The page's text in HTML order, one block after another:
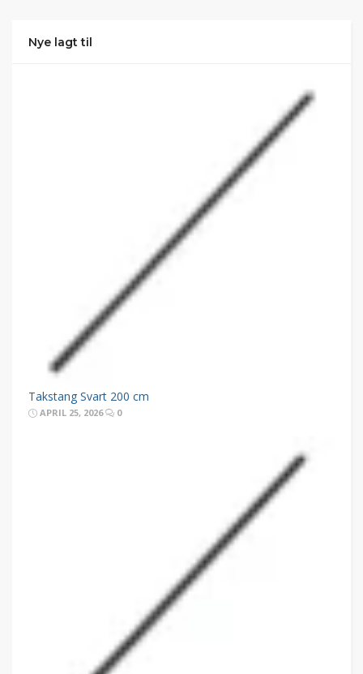
Nye lagt til
Takstang Svart 200 cm
APRIL 25, 2026 0